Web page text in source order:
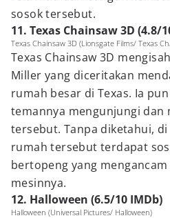
sosok tersebut.
11. Texas Chainsaw 3D (4.8/
Texas Chainsaw 3D (Lionsgate Films/ Texas
Texas Chainsaw 3D
Miller yang diceritakan
rumah besar di Texas. Ia
temannya mengunjungi dan
tersebut. Tanpa diketahui,
rumah tersebut terdapat
bertopeng yang
mesinnya.
12. Halloween (6.5/10 IMDb)
Halloween (Universal Pictures/ Halloween)